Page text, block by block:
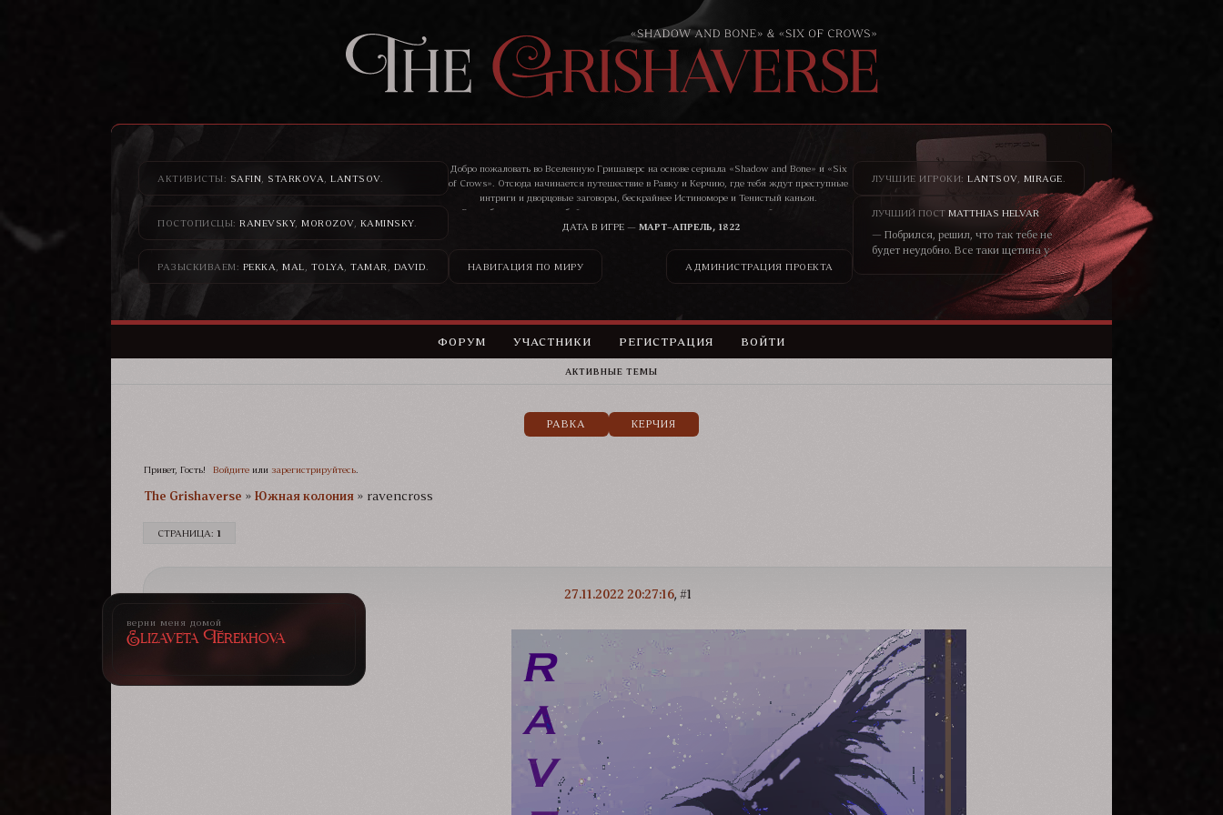
АКТИВИСТЫ: SAFIN STARKOVA LANTSOV.
ПОСТОПИСЦЫ: RANEVSKY, MOROZOV, KAMINSKY.
РАЗЫСКИВАЕМ: PEKKA MAL TOLYA TAMAR DAVID
Добро пожаловать во Вселенную Гришаверс на основе сериала «Shadow and Bone» и «Six
of Crows». Отсюда начинается путешествие в Равку и Керчию, где тебя ждут преступные
интриги и дворцовые заговоры, бескрайнее Истиноморе и Тенистый каньон.
Здесь бандиты, воры, убийцы, цари и святые ведут нескончаемую войну, и никто не
сможет остаться в стороне от ее последствий.
ДАТА В ИГРЕ — МАРТ–АПРЕЛЬ, 1822
НАВИГАЦИЯ ПО МИРУ АДМИНИСТРАЦИЯ ПРОЕКТА
ЛУЧШИЕ ИГРОКИ: LANTSOV, MIRAGE
ЛУЧШИЙ ПОСТ MATTHIAS HELVAR
— Побрился, решил, что так тебе не
будет неудобно. Все таки щетина у
меня всегда была жёсткая, как
шерсть у медведя. – он хохотнул. —
Не думаю, что меня сторонятся
только из-за щетины. Скорее в
принципе от того, что я чужеземец.
уголки глаз блондина чуть сузились,
ФОРУМ УЧАСТНИКИ РЕГИСТРАЦИЯ ВОЙТИ
АКТИВНЫЕ ТЕМЫ
РАВКА КЕРЧИЯ
Привет, Гость! Войдите или зарегистрируйтесь
The Grishaverse­­­ » Южная колония » ravencross
СТРАНИЦА: 1
1
27.11.2022 20:27:16
верни меня домой
Elizaveta Terekhova